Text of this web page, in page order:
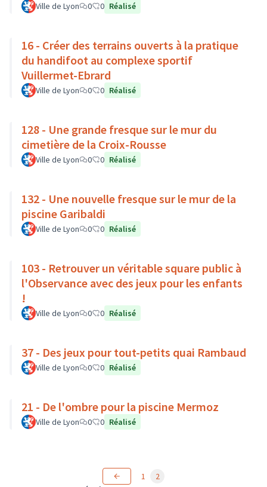
Ville de Lyon 0 0 Réalisé
16 - Créer des terrains ouverts à la pratique
du handifoot au complexe sportif
Vuillermet-Ebrard
Ville de Lyon 0 0 Réalisé
128 - Une grande fresque sur le mur du
cimetière de la Croix-Rousse
Ville de Lyon 0 0 Réalisé
132 - Une nouvelle fresque sur le mur de la
piscine Garibaldi
Ville de Lyon 0 0 Réalisé
103 - Retrouver un véritable square public à
l'Observance avec des jeux pour les enfants
!
Ville de Lyon 0 0 Réalisé
37 - Des jeux pour tout-petits quai Rambaud
Ville de Lyon 0 0 Réalisé
21 - De l'ombre pour la piscine Mermoz
Ville de Lyon 0 0 Réalisé
1 2